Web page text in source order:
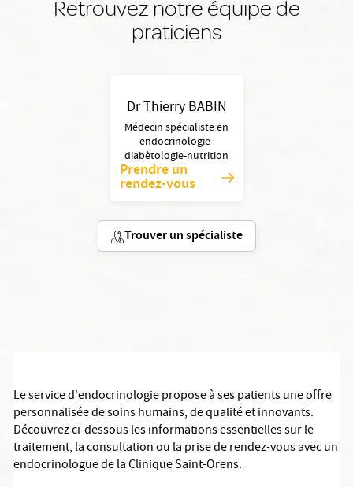
Retrouvez notre équipe de
praticiens
Dr Thierry BABIN
Médecin spécialiste en
endocrinologie-
diabètologie-nutrition
Prendre un
rendez-vous
Trouver un spécialiste
Le service d'endocrinologie propose à ses patients une offre
personnalisée de soins humains, de qualité et innovants.
Découvrez ci-dessous les informations essentielles sur le
traitement, la consultation ou la prise de rendez-vous avec un
endocrinologue de la Clinique Saint-Orens.